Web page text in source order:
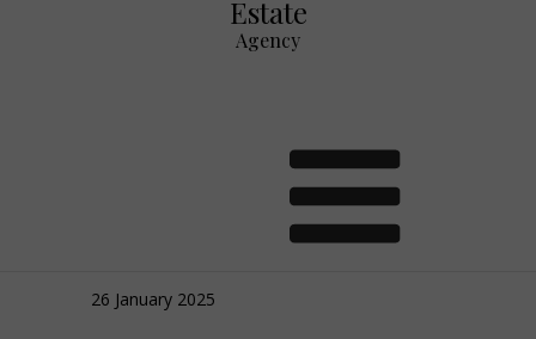
Estate
Agency
Na co uważać przy wyborze
mieszkania?
26 January 2025